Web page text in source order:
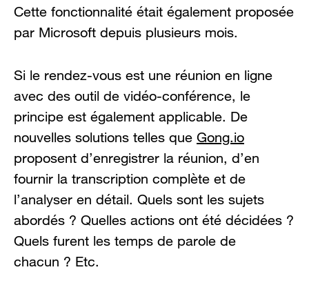
Cette fonctionnalité était également proposée
par Microsoft depuis plusieurs mois.
Si le rendez-vous est une réunion en ligne
avec des outil de vidéo-conférence, le
principe est également applicable. De
nouvelles solutions telles que Gong.io
proposent d’enregistrer la réunion, d’en
fournir la transcription complète et de
l’analyser en détail. Quels sont les sujets
abordés ? Quelles actions ont été décidées ?
Quels furent les temps de parole de
chacun ? Etc.